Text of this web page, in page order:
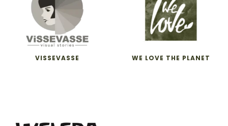
VISSEVASSE WE LOVE THE PLANET